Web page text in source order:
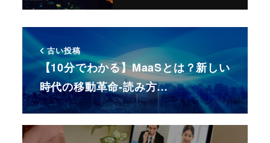
古い投稿
【10分でわかる】MaaSとは？新しい
時代の移動革命-読み方…